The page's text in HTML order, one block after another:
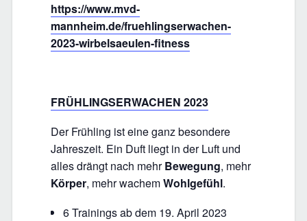
https://www.mvd-
mannheim.de/fruehlingserwachen-
2023-wirbelsaeulen-fitness
FRÜHLINGSERWACHEN 2023
Der Frühling ist eine ganz besondere
Jahreszeit. Ein Duft liegt in der Luft und
alles drängt nach mehrBewegung, mehr
Körper, mehr wachemWohlgefühl.
6 Trainings ab dem 19. April 2023